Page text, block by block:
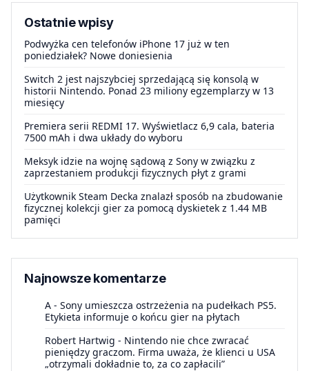
Ostatnie wpisy
Podwyżka cen telefonów iPhone 17 już w ten
poniedziałek? Nowe doniesienia
Switch 2 jest najszybciej sprzedającą się konsolą w
historii Nintendo. Ponad 23 miliony egzemplarzy w 13
miesięcy
Premiera serii REDMI 17. Wyświetlacz 6,9 cala, bateria
7500 mAh i dwa układy do wyboru
Meksyk idzie na wojnę sądową z Sony w związku z
zaprzestaniem produkcji fizycznych płyt z grami
Użytkownik Steam Decka znalazł sposób na zbudowanie
fizycznej kolekcji gier za pomocą dyskietek z 1.44 MB
pamięci
Najnowsze komentarze
A - Sony umieszcza ostrzeżenia na pudełkach PS5.
Etykieta informuje o końcu gier na płytach
Robert Hartwig - Nintendo nie chce zwracać
pieniędzy graczom. Firma uważa, że klienci u USA
„otrzymali dokładnie to, za co zapłacili”